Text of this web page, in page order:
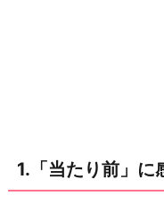
る
1.「当たり前」に